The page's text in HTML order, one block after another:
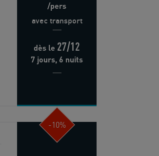
/pers
avec transport
dès le 27/12
7 jours, 6 nuits
-10%